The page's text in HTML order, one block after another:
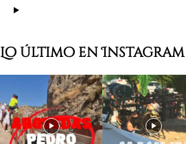
Lo último en Instagram